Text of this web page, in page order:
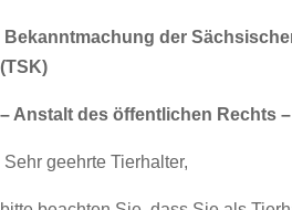
Bekanntmachung der
(TSK)
– Anstalt des öffentlichen Rechts –
Sehr geehrte Tierhalter,